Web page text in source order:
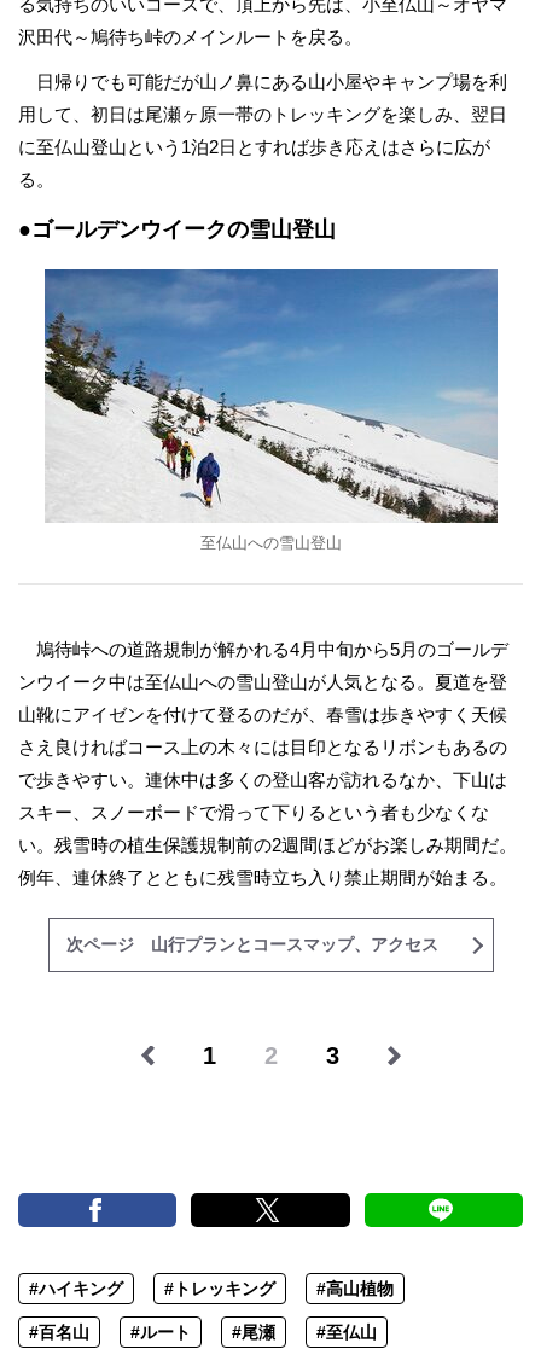
る気持ちのいいコースで、頂上から先は、小至仏山～オヤマ
沢田代～鳩待ち峠のメインルートを戻る。
日帰りでも可能だが山ノ鼻にある山小屋やキャンプ場を利
用して、初日は尾瀬ヶ原一帯のトレッキングを楽しみ、翌日
に至仏山登山という1泊2日とすれば歩き応えはさらに広が
る。
●ゴールデンウイークの雪山登山
至仏山への雪山登山
鳩待峠への道路規制が解かれる4月中旬から5月のゴールデ
ンウイーク中は至仏山への雪山登山が人気となる。夏道を登
山靴にアイゼンを付けて登るのだが、春雪は歩きやすく天候
さえ良ければコース上の木々には目印となるリボンもあるの
で歩きやすい。連休中は多くの登山客が訪れるなか、下山は
スキー、スノーボードで滑って下りるという者も少なくな
い。残雪時の植生保護規制前の2週間ほどがお楽しみ期間だ。
例年、連休終了とともに残雪時立ち入り禁止期間が始まる。
次ページ 山行プランとコースマップ、アクセス
1 2 3
#ハイキング #トレッキング #高山植物
#百名山 #ルート #尾瀬 #至仏山